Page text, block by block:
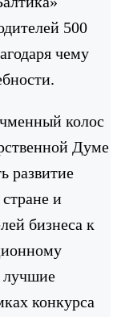
500
чему
колос
Думе
развитие
стране и
бизнеса к
лучшие
конкурса